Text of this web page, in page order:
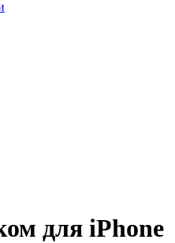
для iPhone